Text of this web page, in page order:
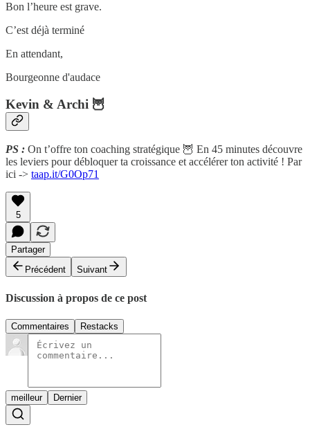
Bon l’heure est grave.
C’est déjà terminé
En attendant,
Bourgeonne d'audace
Kevin & Archi 🦉
PS : On t’offre ton coaching stratégique 🦉 En 45 minutes découvre
les leviers pour débloquer ta croissance et accélérer ton activité ! Par
ici -> taap.it/G0Op71
5
Partager
Précédent
Suivant
Discussion à propos de ce post
Commentaires Restacks
meilleur Dernier